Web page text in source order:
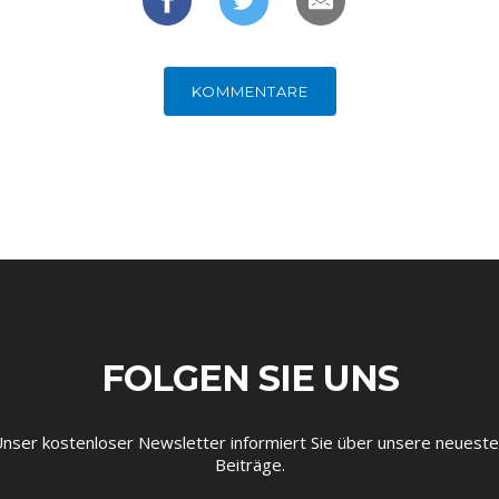
KOMMENTARE
FOLGEN SIE UNS
kostenloser Newsletter informiert Sie über unsere
Beiträge.